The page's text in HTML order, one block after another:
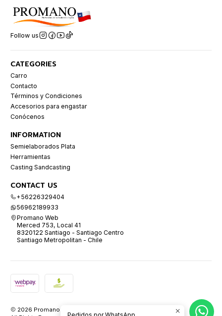
Follow us
CATEGORIES
Carro
Contacto
Términos y Condiciones
Accesorios para engastar
Conócenos
INFORMATION
Semielaborados Plata
Herramientas
Casting Sandcasting
CONTACT US
+56226329404
56962189933
Promano Web
Merced 753, Local 41
8320122 Santiago - Santiago Centro
Santiago Metropolitan - Chile
2026 Promano.
Pedidos por WhatsApp